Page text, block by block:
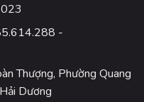
-
Thượng, Phường Quang
Dương